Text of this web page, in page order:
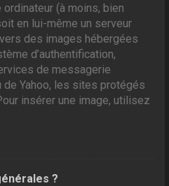
(à moins, bien
en lui-même un serveur
des images hébergées
d’authentification,
de messagerie
Yahoo, les sites protégés
insérer une image, utilisez
?